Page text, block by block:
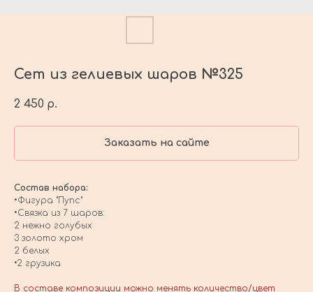
Сет из гелиевых шаров №325
2 450 р.
Заказать на сайте
Состав набора:
•Фигура "Пупс"
•Связка из 7 шаров:
2 нежно голубых
3 золото хром
2 белых
•2 грузика
В составе композиции можно менять количество/цвет